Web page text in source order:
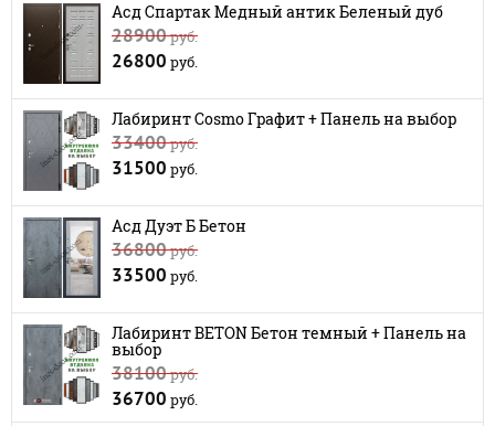
Асд Спартак Медный антик Беленый дуб
28900руб.
26800 руб.
Лабиринт Cosmo Графит + Панель на выбор
33400руб.
31500 руб.
Асд Дуэт Б Бетон
36800руб.
33500 руб.
Лабиринт BETON Бетон темный + Панель на
выбор
38100руб.
36700 руб.